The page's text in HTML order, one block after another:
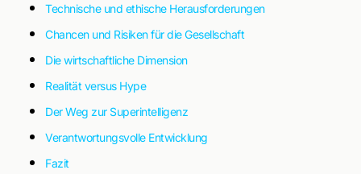
Technische und ethische Herausforderungen
Chancen und Risiken für die Gesellschaft
Die wirtschaftliche Dimension
Realität versus Hype
Der Weg zur Superintelligenz
Verantwortungsvolle Entwicklung
Fazit